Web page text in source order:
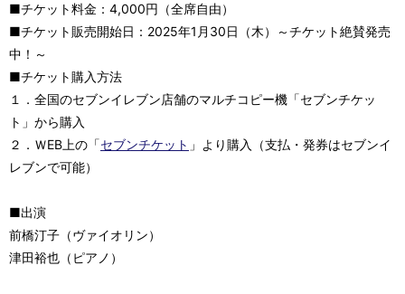
■チケット料金：4,000円（全席自由）
■チケット販売開始日：2025年1月30日（木）～チケット絶賛発売
中！～
■チケット購入方法
１．全国のセブンイレブン店舗のマルチコピー機「セブンチケッ
ト」から購入
２．ＷEB上の「セブンチケット 」より購入（支払・発券はセブンイ
レブンで可能）
■出演
前橋汀子（ヴァイオリン）
津田裕也（ピアノ）